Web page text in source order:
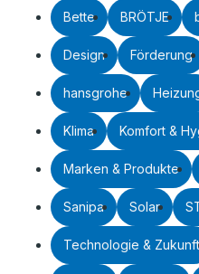
Bette BRÖTJE
Design Förderung
hansgrohe
Klima Komfort &
Marken & Produkte
Sanipa Solar
Technologie & Zukunft